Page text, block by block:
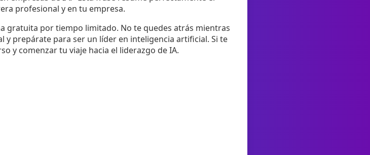
profesional y en tu empresa.
gratuita por tiempo limitado. No te quedes atrás mientras
prepárate para ser un líder en inteligencia artificial. Si te
y comenzar tu viaje hacia el liderazgo de IA.